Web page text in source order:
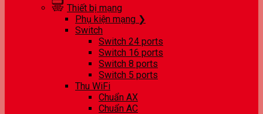
Thiết bị mạng
Phụ kiện mạng ❯
Switch
Switch 24 ports
Switch 16 ports
Switch 8 ports
Switch 5 ports
Thu WiFi
Chuẩn AX
Chuẩn AC